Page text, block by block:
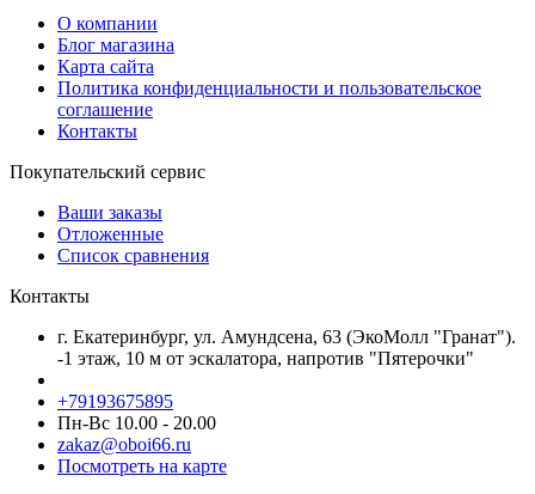
О компании
Блог магазина
Карта сайта
Политика конфиденциальности и пользовательское
соглашение
Контакты
Покупательский сервис
Ваши заказы
Отложенные
Список сравнения
Контакты
г. Екатеринбург, ул. Амундсена, 63 (ЭкоМолл "Гранат").
-1 этаж, 10 м от эскалатора, напротив "Пятерочки"
+79193675895
Пн-Вс 10.00 - 20.00
zakaz@oboi66.ru
Посмотреть на карте